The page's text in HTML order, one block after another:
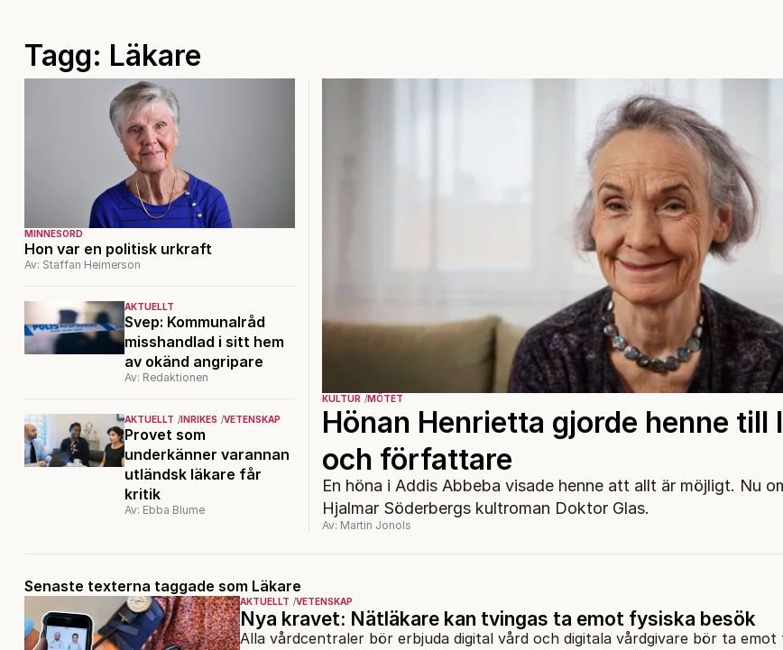
Tagg: Läkare
MINNESORD
Hon var en politisk urkraft
Av: Staffan Heimerson
AKTUELLT
Svep: Kommunalråd
misshandlad i sitt hem
av okänd angripare
Av: Redaktionen
AKTUELLT INRIKES VETENSKAP
Provet som
underkänner varannan
utländsk läkare får
kritik
Av: Ebba Blume
KULTUR MÖTET
Hönan Henrietta gjorde henne till
och författare
En höna i Addis Abbeba visade henne att allt är möjligt. Nu
Hjalmar Söderbergs kultroman Doktor Glas.
Av: Martin Jonols
Senaste texterna taggade som Läkare
AKTUELLT VETENSKAP
Nya kravet: Nätläkare kan tvingas ta emot fysiska besök
Alla vårdcentraler bör erbjuda digital vård och digitala vårdgivare bör ta emot